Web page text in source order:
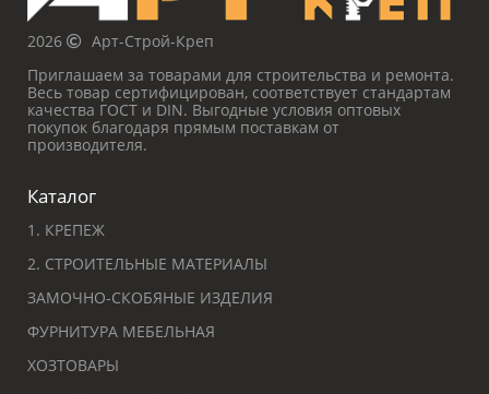
2026
Арт-Строй-Креп
Приглашаем за товарами для строительства и ремонта.
Весь товар сертифицирован, соответствует стандартам
качества ГОСТ и DIN. Выгодные условия оптовых
покупок благодаря прямым поставкам от
производителя.
Каталог
1. КРЕПЕЖ
2. СТРОИТЕЛЬНЫЕ МАТЕРИАЛЫ
ЗАМОЧНО-СКОБЯНЫЕ ИЗДЕЛИЯ
ФУРНИТУРА МЕБЕЛЬНАЯ
ХОЗТОВАРЫ